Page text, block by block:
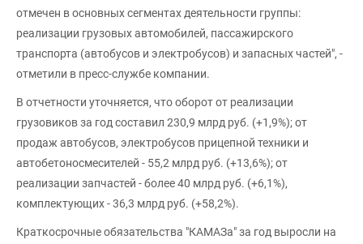
отмечен в основных сегментах деятельности группы:
реализации грузовых автомобилей, пассажирского
транспорта (автобусов и электробусов) и запасных частей", -
отметили в пресс-службе компании.
В отчетности уточняется, что оборот от реализации
грузовиков за год составил 230,9 млрд руб. (+1,9%); от
продаж автобусов, электробусов прицепной техники и
автобетоносмесителей - 55,2 млрд руб. (+13,6%); от
реализации запчастей - более 40 млрд руб. (+6,1%),
комплектующих - 36,3 млрд руб. (+58,2%).
Краткосрочные обязательства "КАМАЗа" за год выросли на